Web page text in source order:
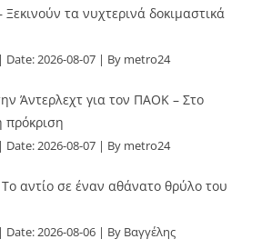
τα νυχτερινά δοκιμαστικά
Date: 2026-08-07 By metro24
Άντερλεχτ για τον ΠΑΟΚ – Στο
πρόκριση
Date: 2026-08-07 By metro24
αντίο σε έναν αθάνατο θρύλο του
Date: 2026-08-06
By Βαγγέλης